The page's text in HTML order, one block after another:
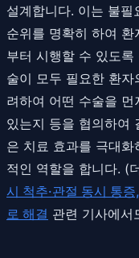
설계합니다. 이는 불
순위를 명확히 하여
부터 시행할 수 있도
술이 모두 필요한 환
려하여 어떤 수술을
있는지 등을 협의하여
은 치료 효과를 극대
적인 역할을 합니다. (
시 척추·관절 동시 통
로 해결 관련 기사에서